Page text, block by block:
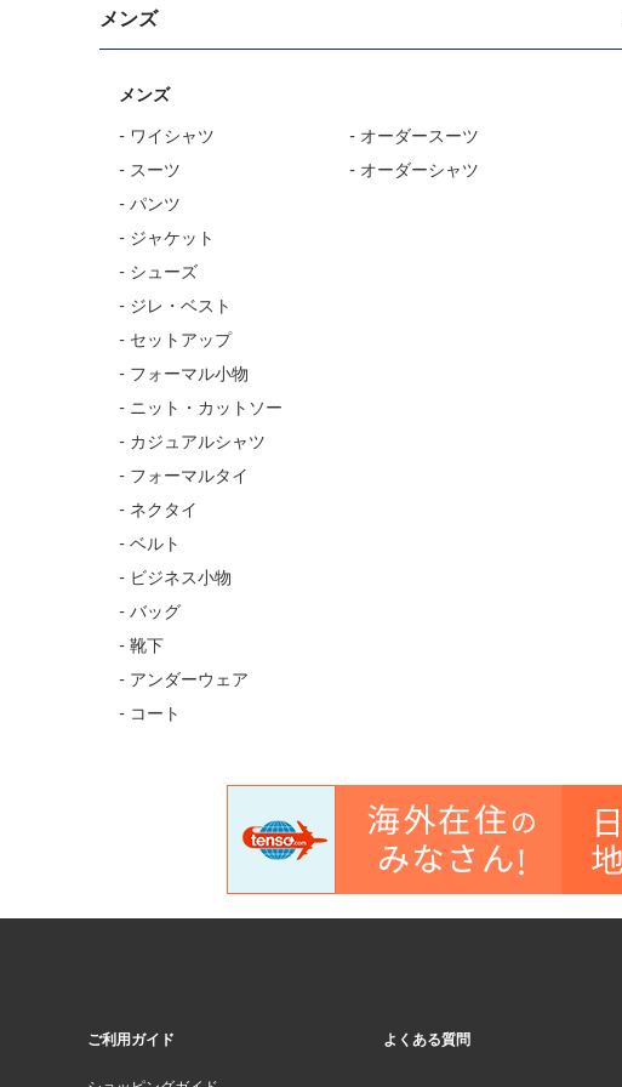
メンズ
メンズ
- ワイシャツ
- スーツ
- パンツ
- ジャケット
- シューズ
- ジレ・ベスト
- セットアップ
- フォーマル小物
- ニット・カットソー
- カジュアルシャツ
- フォーマルタイ
- ネクタイ
- ベルト
- ビジネス小物
- バッグ
- 靴下
- アンダーウェア
- コート
- オーダースーツ
- オーダーシャツ
ご利用ガイド よくある質問